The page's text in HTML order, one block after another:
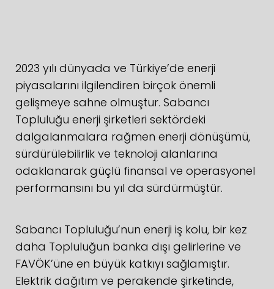
2023 yılı dünyada ve Türkiye’de enerji
piyasalarını ilgilendiren birçok önemli
gelişmeye sahne olmuştur. Sabancı
Topluluğu enerji şirketleri sektördeki
dalgalanmalara rağmen enerji dönüşümü,
sürdürülebilirlik ve teknoloji alanlarına
odaklanarak güçlü finansal ve operasyonel
performansını bu yıl da sürdürmüştür.
Sabancı Topluluğu’nun enerji iş kolu, bir kez
daha Topluluğun banka dışı gelirlerine ve
FAVÖK’üne en büyük katkıyı sağlamıştır.
Elektrik dağıtım ve perakende şirketinde,